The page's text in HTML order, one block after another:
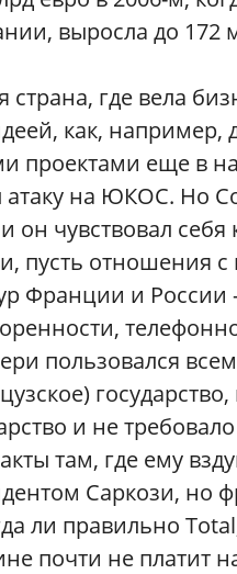
выросла до 172
страна, где вела
как,
проектами еще в
атаку на ЮКОС. Но
он чувствовал
пусть отношения с
Франции и
пользовался
и не
там, где ему
Саркози, но
ли правильно
почти не платит